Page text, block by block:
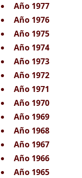
Año 1977
Año 1976
Año 1975
Año 1974
Año 1973
Año 1972
Año 1971
Año 1970
Año 1969
Año 1968
Año 1967
Año 1966
Año 1965